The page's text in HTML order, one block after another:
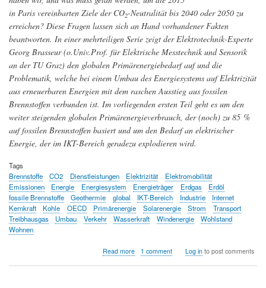
in Paris vereinbarten Ziele der CO2-Neutralität bis 2040 oder 2050 zu
erreichen? Diese Fragen lassen sich an Hand vorhandener Fakten
beantworten. In einer mehrteiligen Serie zeigt der Elektrotechnik-Experte
Georg Brasseur (o.Univ.Prof. für Elektrische Messtechnik und Sensorik
an der TU Graz) den globalen Primärenergiebedarf auf und die
Problematik, welche bei einem Umbau des Energiesystems auf Elektrizität
aus erneuerbaren Energien mit dem raschen Ausstieg aus fossilen
Brennstoffen verbunden ist. Im vorliegenden ersten Teil geht es um den
weiter steigenden globalen Primärenergieverbrauch, der (noch) zu 85 %
auf fossilen Brennstoffen basiert und um den Bedarf an elektrischer
Energie, der im IKT-Bereich geradezu explodieren wird.
Tags
Brennstoffe
CO2 Dienstleistungen Elektrizität
Elektromobilität
Emissionen
Energie Energiesystem Energieträger Erdgas
Erdöl
fossile Brennstoffe
Geothermie global IKT-Bereich Industrie
Internet
Kernkraft
Kohle OECD Primärenergie Solarenergie Strom
Transport
Treibhausgas
Umbau Verkehr Wasserkraft Windenergie
Wohlstand
Wohnen
Read moreabout
1 comment Log into post comments